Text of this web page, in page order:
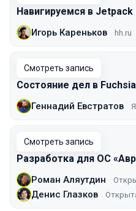
Навигируемся в Jetpack
Игорь Кареньков hh.ru
Смотреть запись
Состояние дел в Fuchsia
Геннадий Евстратов
Смотреть запись
Разработка для ОС
Роман Аляутдин
Денис Глазков